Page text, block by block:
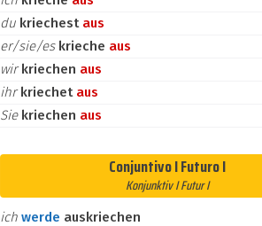
du kriechest aus
er/sie/es krieche aus
wirkriechen aus
ihrkriechet aus
Sie kriechen aus
Conjuntivo I Futuro I
Konjunktiv I Futur I
ich werde auskriechen